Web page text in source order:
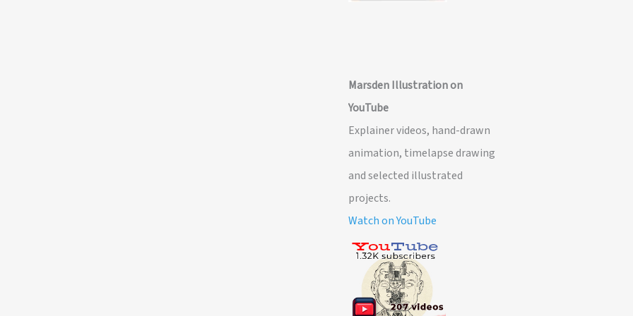
Marsden Illustration on
YouTube
Explainer videos, hand-drawn
animation, timelapse drawing
and selected illustrated
projects.
Watch on YouTube